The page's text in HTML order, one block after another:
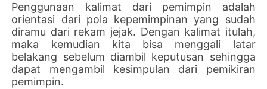
Penggunaan kalimat dari pemimpin adalah
orientasi dari pola kepemimpinan yang sudah
diramu dari rekam jejak. Dengan kalimat itulah,
maka kemudian kita bisa menggali latar
belakang sebelum diambil keputusan sehingga
dapat mengambil kesimpulan dari pemikiran
pemimpin.